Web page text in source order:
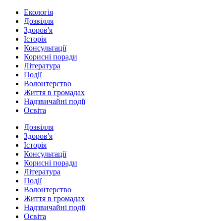
Екологія
Дозвілля
Здоров'я
Історія
Консультації
Корисні поради
Література
Події
Волонтерство
Життя в громадах
Надзвичайні події
Освіта
Дозвілля
Здоров'я
Історія
Консультації
Корисні поради
Література
Події
Волонтерство
Життя в громадах
Надзвичайні події
Освіта